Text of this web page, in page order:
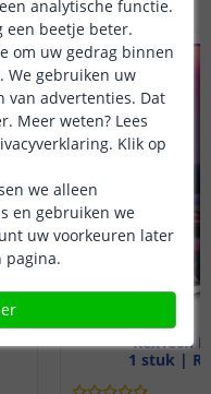
NIEUW
RexTech
1 stuk |
analytische functie.
een beetje beter.
om uw gedrag binnen
We gebruiken uw
van advertenties. Dat
Meer weten? Lees
Klik op
we alleen
en gebruiken we
uw voorkeuren later
pagina.